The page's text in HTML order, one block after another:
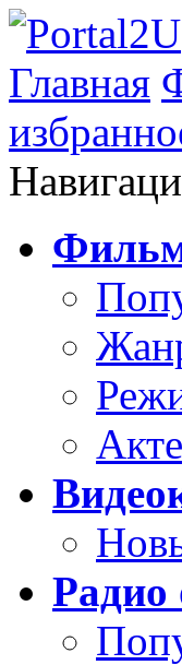
Главная
Радио